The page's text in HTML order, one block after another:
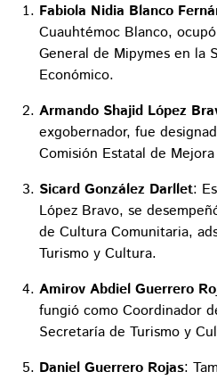
Fabiola Nidia Blanco
Cuauhtémoc Blanco,
General de Mipymes en la
Económico.
Armando Shajid López
exgobernador, fue
Comisión Estatal de
Sicard González Darllet:
López Bravo, se
de Cultura Comunitaria,
Turismo y Cultura.​
Amirov Abdiel Guerrero
fungió como Coordinador
Secretaría de Turismo y
Daniel Guerrero Rojas: